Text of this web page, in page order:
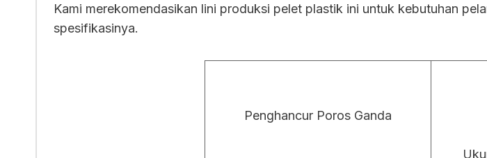
Kami merekomendasikan lini produksi pelet plastik ini untuk kebutuhan
spesifikasinya.
Penghancur Poros Ganda